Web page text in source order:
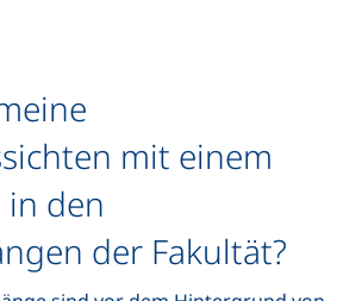
mit einem
in den
der Fakultät?